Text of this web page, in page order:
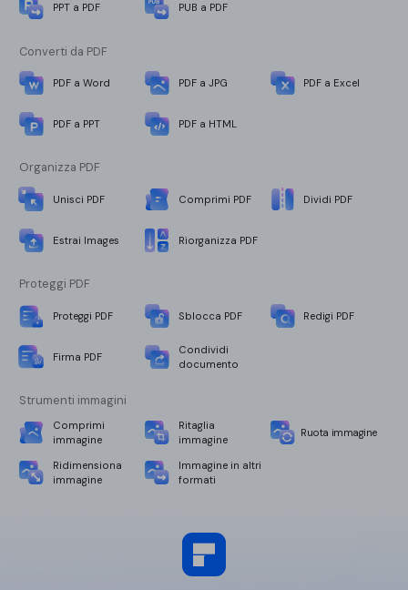
PPT a PDF PUB a PDF
Converti da PDF
PDF a Word PDF a JPG PDF a Excel
PDF a PPT PDF a HTML
Organizza PDF
Unisci PDF Comprimi PDF Dividi PDF
Estrai Images Riorganizza PDF
Proteggi PDF
Proteggi PDF Sblocca PDF Redigi PDF
Firma PDF
Condividi
documento
Strumenti immagini
Comprimi
immagine
Ritaglia
immagine
Ruota immagine
Ridimensiona
immagine
Immagine in altri
formati